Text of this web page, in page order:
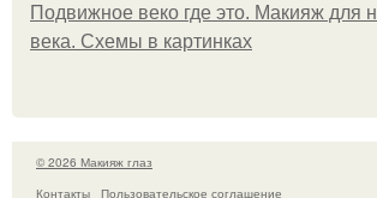
Подвижное веко где это. Макияж для
века. Схемы в картинках
© 2026 Макияж глаз
Контакты
Пользовательское соглашение